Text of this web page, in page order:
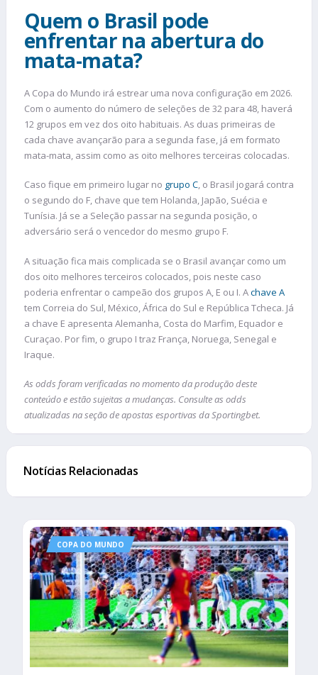
Quem o Brasil pode
enfrentar na abertura do
mata-mata?
A Copa do Mundo irá estrear uma nova configuração em 2026.
Com o aumento do número de seleções de 32 para 48, haverá
12 grupos em vez dos oito habituais. As duas primeiras de
cada chave avançarão para a segunda fase, já em formato
mata-mata, assim como as oito melhores terceiras colocadas.
Caso fique em primeiro lugar no grupo C, o Brasil jogará contra
o segundo do F, chave que tem Holanda, Japão, Suécia e
Tunísia. Já se a Seleção passar na segunda posição, o
adversário será o vencedor do mesmo grupo F.
A situação fica mais complicada se o Brasil avançar como um
dos oito melhores terceiros colocados, pois neste caso
poderia enfrentar o campeão dos grupos A, E ou I. Achave A
tem Correia do Sul, México, África do Sul e República Tcheca. Já
a chave E apresenta Alemanha, Costa do Marfim, Equador e
Curaçao. Por fim, o grupo I traz França, Noruega, Senegal e
Iraque.
As odds foram verificadas no momento da produção deste
conteúdo e estão sujeitas a mudanças. Consulte as odds
atualizadas na seção de apostas esportivas da Sportingbet.
Notícias Relacionadas
COPA DO MUNDO